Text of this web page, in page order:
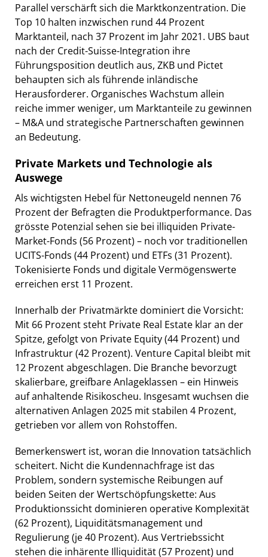
Parallel verschärft sich die Marktkonzentration. Die
Top 10 halten inzwischen rund 44 Prozent
Marktanteil, nach 37 Prozent im Jahr 2021. UBS baut
nach der Credit-Suisse-Integration ihre
Führungsposition deutlich aus, ZKB und Pictet
behaupten sich als führende inländische
Herausforderer. Organisches Wachstum allein
reiche immer weniger, um Marktanteile zu gewinnen
– M&A und strategische Partnerschaften gewinnen
an Bedeutung.
Private Markets und Technologie als
Auswege
Als wichtigsten Hebel für Nettoneugeld nennen 76
Prozent der Befragten die Produktperformance. Das
grösste Potenzial sehen sie bei illiquiden Private-
Market-Fonds (56 Prozent) – noch vor traditionellen
UCITS-Fonds (44 Prozent) und ETFs (31 Prozent).
Tokenisierte Fonds und digitale Vermögenswerte
erreichen erst 11 Prozent.
Innerhalb der Privatmärkte dominiert die Vorsicht:
Mit 66 Prozent steht Private Real Estate klar an der
Spitze, gefolgt von Private Equity (44 Prozent) und
Infrastruktur (42 Prozent). Venture Capital bleibt mit
12 Prozent abgeschlagen. Die Branche bevorzugt
skalierbare, greifbare Anlageklassen – ein Hinweis
auf anhaltende Risikoscheu. Insgesamt wuchsen die
alternativen Anlagen 2025 mit stabilen 4 Prozent,
getrieben vor allem von Rohstoffen.
Bemerkenswert ist, woran die Innovation tatsächlich
scheitert. Nicht die Kundennachfrage ist das
Problem, sondern systemische Reibungen auf
beiden Seiten der Wertschöpfungskette: Aus
Produktionssicht dominieren operative Komplexität
(62 Prozent), Liquiditätsmanagement und
Regulierung (je 40 Prozent). Aus Vertriebssicht
stehen die inhärente Illiquidität (57 Prozent) und